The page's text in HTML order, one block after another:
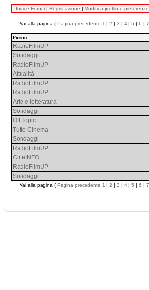
Indice Forum | Registrazione | Modifica profilo e preferenze
Vai alla pagina ( Pagina precedente 1 | 2 | 3 | 4 | 5 | 6 | 7
Forum
RadioFilmUP
Sondaggi
RadioFilmUP
Attualità
RadioFilmUP
RadioFilmUP
Arte e letteratura
Sondaggi
Off Topic
Tutto Cinema
Sondaggi
RadioFilmUP
CineINFO
RadioFilmUP
Sondaggi
Vai alla pagina ( Pagina precedente 1 | 2 | 3 | 4 | 5 | 6 | 7